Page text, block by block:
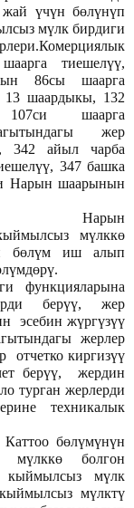
үчүн бөлүнүп
мүлк бирдиги
тиешелүү,
86сы шаарга
13 шаардыкы, 132
107си шаарга
жер
342 айыл чарба
347 башка
Нарын шаарынын
катталган.
мүлккө
бөлүм иш алып
бөлүмдөрү.
функцияларына
берүү, жер
эсебин жүргүзүү
жерлер
отчетко киргизүү
берүү, жердин
турган жерлерди
техникалык
кирет.
мүлккө болгон
кыймылсыз мүлк
мүлктү